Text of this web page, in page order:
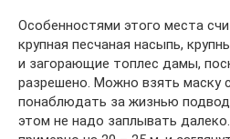
Особенностями этого места
крупная песчаная насыпь,
и загорающие топлес дамы,
разрешено. Можно взять маску
понаблюдать за жизнью
этом не надо заплывать